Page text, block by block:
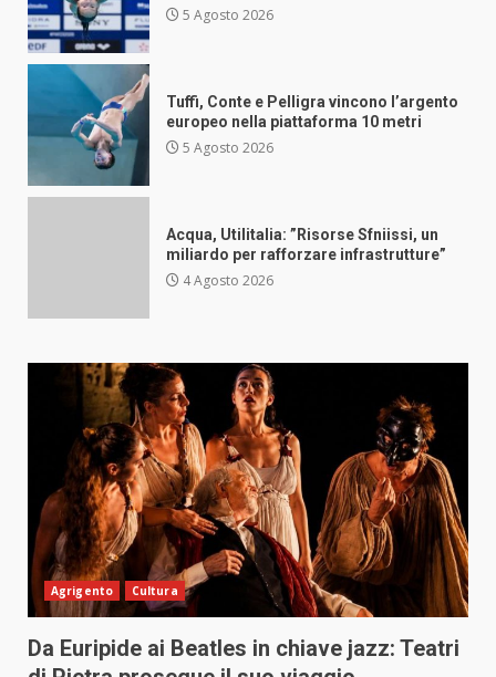
5 Agosto 2026
Tuffi, Conte e Pelligra vincono l’argento
europeo nella piattaforma 10 metri
5 Agosto 2026
Acqua, Utilitalia: ”Risorse Sfniissi, un
miliardo per rafforzare infrastrutture”
4 Agosto 2026
Agrigento Cultura
Da Euripide ai Beatles in chiave jazz: Teatri